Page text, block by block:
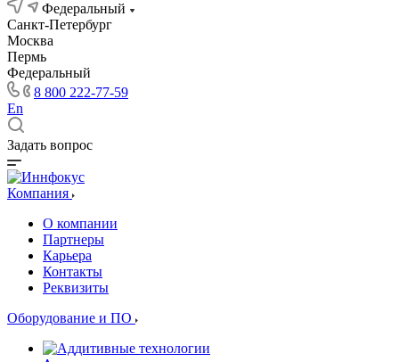
Федеральный
Санкт-Петербург
Москва
Пермь
Федеральный
8 800 222-77-59
En
Задать вопрос
Компания
О компании
Партнеры
Карьера
Контакты
Реквизиты
Оборудование и ПО